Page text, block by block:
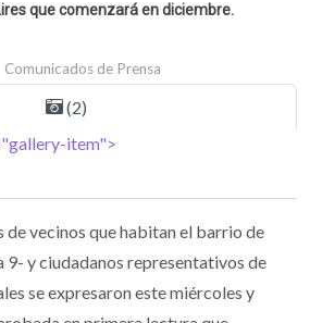
que comenzará en diciembre.
Comunicados de Prensa
(2)
item">
de vecinos que habitan el barrio de
y ciudadanos representativos de
se expresaron este miércoles y